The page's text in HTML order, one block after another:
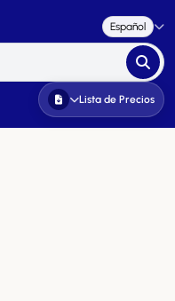
Español
Lista de Precios